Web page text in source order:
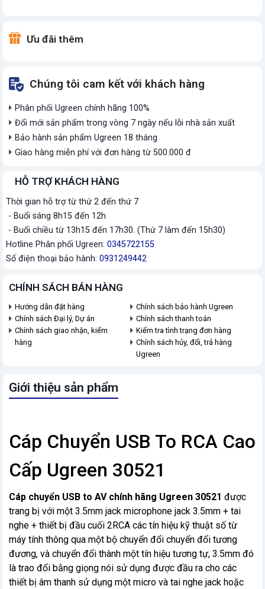
Ưu đãi thêm
Chúng tôi cam kết với khách hàng
Phân phối Ugreen chính hãng 100%
Đổi mới sản phẩm trong vòng 7 ngày nếu lỗi nhà sản xuất
Bảo hành sản phẩm Ugreen 18 tháng
Giao hàng miễn phí với đơn hàng từ 500.000 đ
HỖ TRỢ KHÁCH HÀNG
Thời gian hỗ trợ từ thứ 2 đến thứ 7
- Buổi sáng 8h15 đến 12h
- Buổi chiều từ 13h15 đến 17h30. (Thứ 7 làm đến 15h30)
Hotline Phân phối Ugreen: 0345722155
Số điện thoại bảo hành: 0931249442
CHÍNH SÁCH BÁN HÀNG
Hướng dẫn đặt hàng
Chính sách bảo hành Ugreen
Chính sách Đại lý, Dự án
Chính sách thanh toán
Chính sách giao nhận, kiểm
hàng
Kiểm tra tình trạng đơn hàng
Chính sách hủy, đổi, trả hàng
Ugreen
Giới thiệu sản phẩm
Cáp Chuyển USB To RCA Cao
Cấp Ugreen 30521
Cáp chuyển USB to AV chính hãng Ugreen 30521 được
trang bị với một 3.5mm jack microphone jack 3.5mm + tai
nghe + thiết bị đầu cuối 2RCA các tín hiệu kỹ thuật số từ
máy tính thông qua một bộ chuyển đổi chuyển đổi tương
đương, và chuyển đổi thành một tín hiệu tương tự, 3.5mm đó
là trao đổi bằng giọng nói sử dụng được đầu ra cho các
thiết bị âm thanh sử dụng một micro và tai nghe jack hoặc